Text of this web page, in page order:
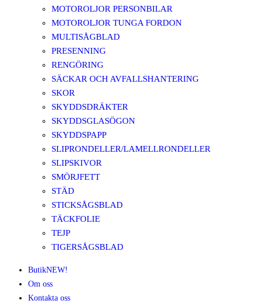
MOTOROLJOR PERSONBILAR
MOTOROLJOR TUNGA FORDON
MULTISÅGBLAD
PRESENNING
RENGÖRING
SÄCKAR OCH AVFALLSHANTERING
SKOR
SKYDDSDRÄKTER
SKYDDSGLASÖGON
SKYDDSPAPP
SLIPRONDELLER/LAMELLRONDELLER
SLIPSKIVOR
SMÖRJFETT
STÄD
STICKSÅGSBLAD
TÄCKFOLIE
TEJP
TIGERSÅGSBLAD
ButikNEW!
Om oss
Kontakta oss